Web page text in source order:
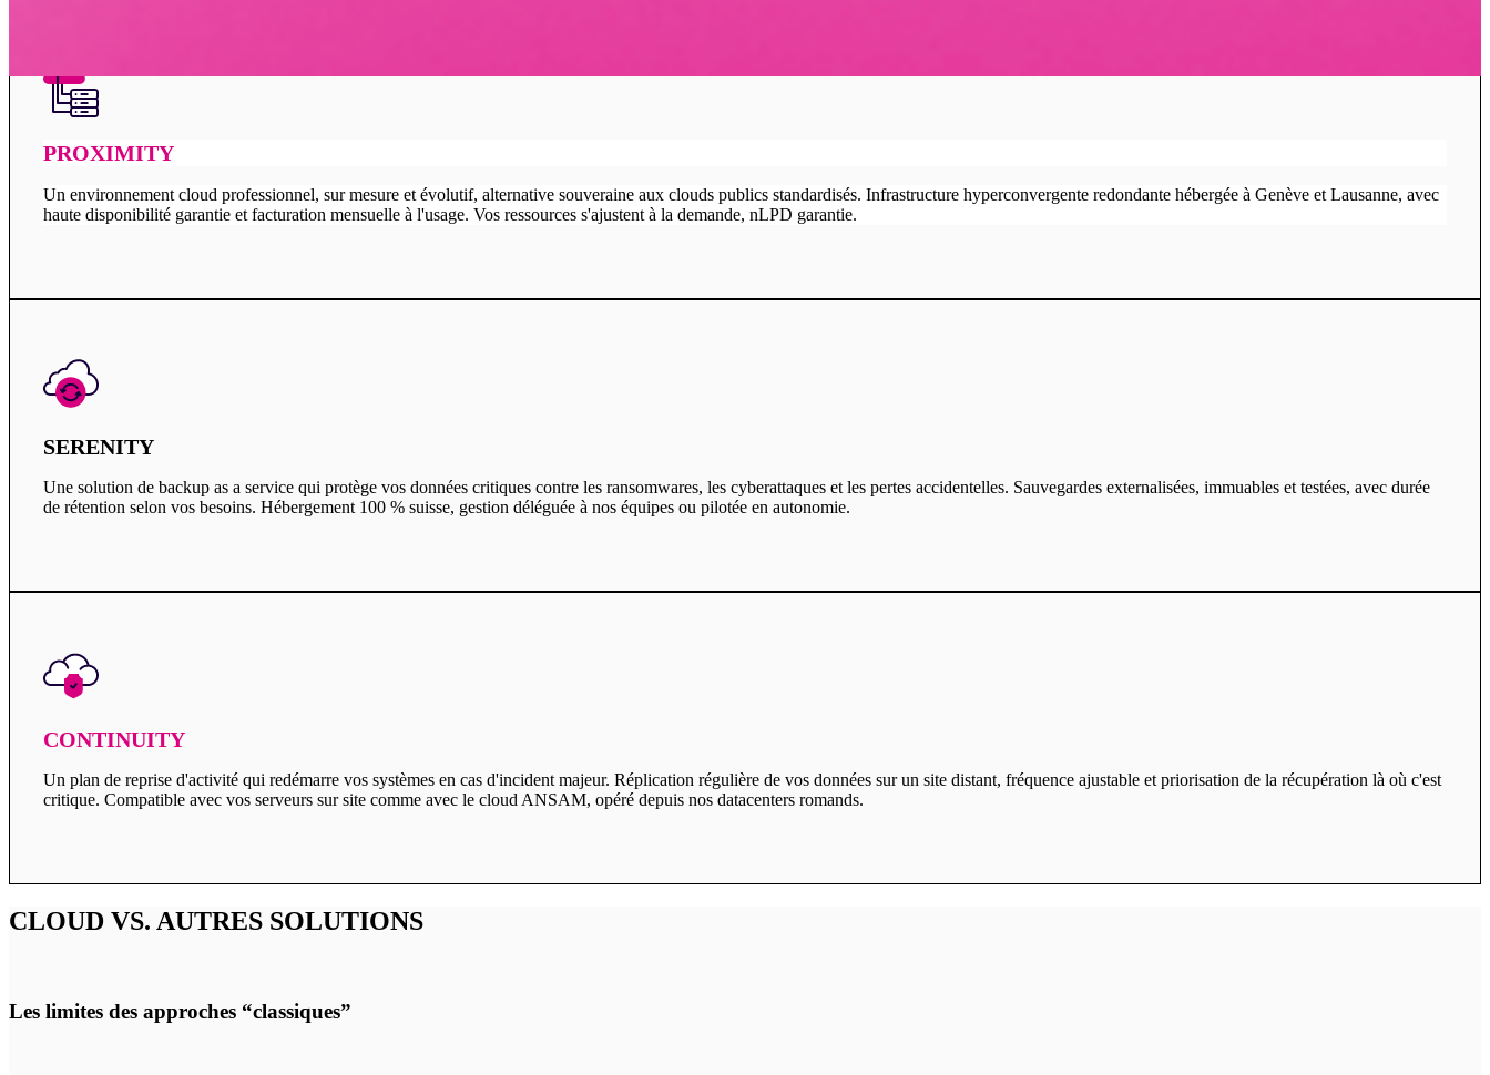
PROXIMITY
Un environnement cloud professionnel, sur mesure et évolutif, alternative souveraine aux clouds publics standardisés. Infrastructure hyperconvergente redondante hébergée à Genève et Lausanne, avec
haute disponibilité garantie et facturation mensuelle à l'usage. Vos ressources s'ajustent à la demande, nLPD garantie.
SERENITY
Une solution de backup as a service qui protège vos données critiques contre les ransomwares, les cyberattaques et les pertes accidentelles. Sauvegardes externalisées, immuables et testées, avec durée
de rétention selon vos besoins. Hébergement 100 % suisse, gestion déléguée à nos équipes ou pilotée en autonomie.
CONTINUITY
Un plan de reprise d'activité qui redémarre vos systèmes en cas d'incident majeur. Réplication régulière de vos données sur un site distant, fréquence ajustable et priorisation de la récupération là où c'est
critique. Compatible avec vos serveurs sur site comme avec le cloud ANSAM, opéré depuis nos datacenters romands.
CLOUD VS. AUTRES SOLUTIONS
Les limites des approches “classiques”